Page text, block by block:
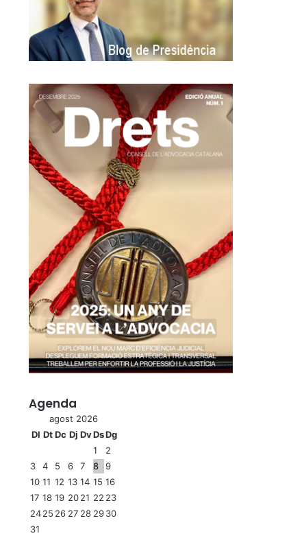
Agenda
agost 2026
Dl Dt Dc Dj DvDsDg
1
2
3
4 5 6 7 8
9
10 11 12 13 14 15 16
17 18 19 2021 22 23
2425 26 27 28 2930
31